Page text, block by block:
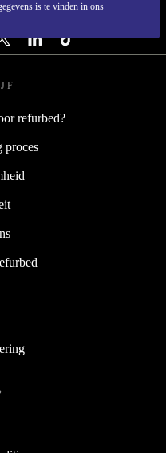
is te vinden in ons
refurbed?
proces